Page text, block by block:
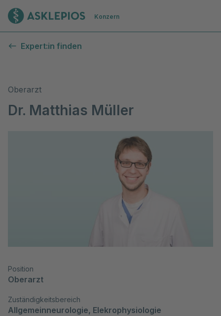
Zur Startseite
Konzern
Expert:in finden
Oberarzt
Dr. Matthias Müller
Position
Oberarzt
Zuständigkeitsbereich
Allgemeinneurologie, Elekrophysiologie